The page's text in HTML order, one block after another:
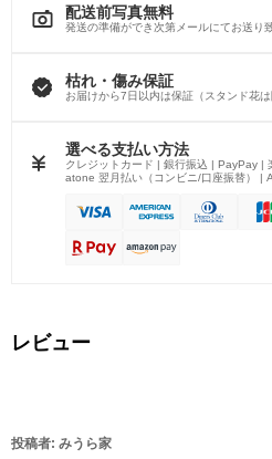
配送前写真無料
発送の準備ができ次第メールにてお送り
枯れ・傷み保証
お届けから7日以内は保証（スタンド花は
選べる支払い方法
クレジットカード | 銀行振込 | PayPay |
atone 翌月払い（コンビニ/口座振替） |
レビュー
投稿者: みうら家